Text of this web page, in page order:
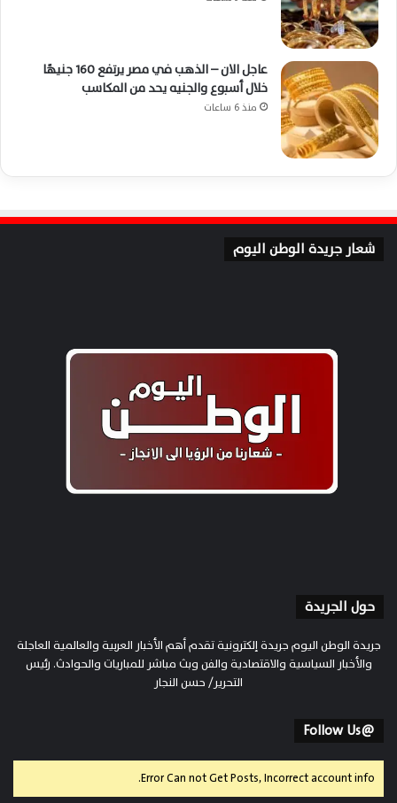
عاجل الان – الذهب في مصر يرتفع 160 جنيهًا
خلال أسبوع والجنيه يحد من المكاسب
منذ 6 ساعات
شعار جريدة الوطن اليوم
حول الجريدة
جريدة الوطن اليوم جريدة إلكترونية تقدم أهم الأخبار العربية والعالمية العاجلة
والأخبار السياسية والاقتصادية والفن وبث مباشر للمباريات والحوادث. رئيس
التحرير/ حسن النجار
@Follow Us
Error Can not Get Posts, Incorrect account info.